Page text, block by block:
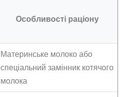
Особливості раціону
Материнське молоко або
спеціальний замінник котячого
молока